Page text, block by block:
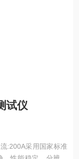
试仪
:200A采用国家标准